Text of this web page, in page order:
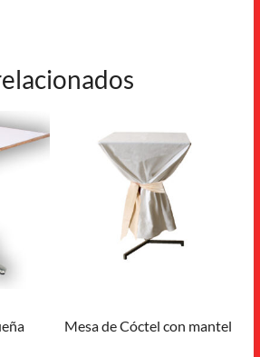
Mesa de Cóctel con mantel